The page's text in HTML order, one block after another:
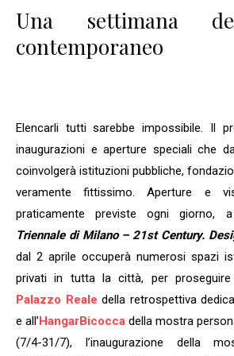
Una settimana
contemporaneo
Elencarli tutti sarebbe impossibile. Il
inaugurazioni e aperture speciali che
coinvolgerà istituzioni pubbliche,
veramente fittissimo. Aperture e
praticamente previste ogni giorno,
Triennale di Milano – 21st Century.
dal 2 aprile occuperà numerosi spazi
privati in tutta la città, per
Palazzo Reale della retrospettiva
e all’ HangarBicocca della mostra
(7/4-31/7), l’inaugurazione della